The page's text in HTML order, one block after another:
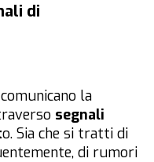
di
la
segnali
o. Sia che si tratti di
di rumori